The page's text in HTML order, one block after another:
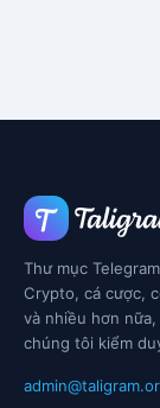
Thư mục
Crypto, cá cược,
và nhiều hơn
chúng tôi kiểm